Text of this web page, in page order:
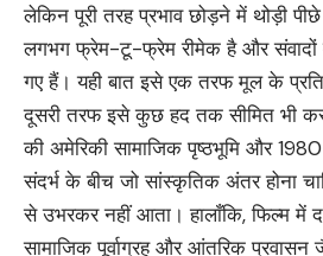
लेकिन पूरी तरह प्रभाव छोड़ने में थोड़ी
लगभग फ्रेम-टू-फ्रेम रीमेक है और संवादों
गए हैं। यही बात इसे एक तरफ मूल के प्रति
दूसरी तरफ इसे कुछ हद तक सीमित भी
की अमेरिकी सामाजिक पृष्ठभूमि और
संदर्भ के बीच जो सांस्कृतिक अंतर होना
से उभरकर नहीं आता। हालाँकि, फिल्म में
सामाजिक पूर्वाग्रह और आंतरिक प्रवासन